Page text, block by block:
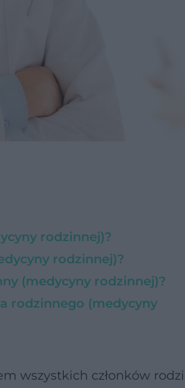
rodzinnej)?
rodzinnej)?
(medycyny rodzinnej)?
rodzinnego (medycyny
wszystkich członków